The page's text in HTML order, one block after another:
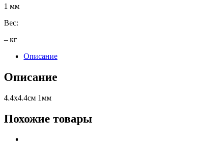
1 мм
Вес:
– кг
Описание
Описание
4.4х4.4см 1мм
Похожие товары